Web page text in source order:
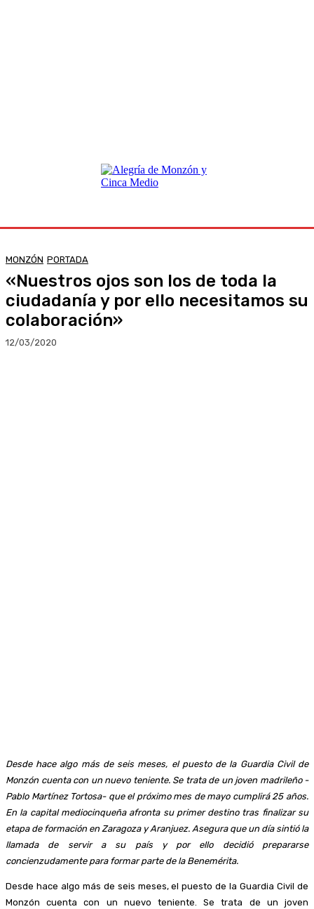
MONZÓN PORTADA
«Nuestros ojos son los de toda la
ciudadanía y por ello necesitamos su
colaboración»
12/03/2020
Desde hace algo más de seis meses, el puesto de la Guardia Civil de
Monzón cuenta con un nuevo teniente. Se trata de un joven madrileño -
Pablo Martínez Tortosa- que el próximo mes de mayo cumplirá 25 años.
En la capital mediocinqueña afronta su primer destino tras finalizar su
etapa de formación en Zaragoza y Aranjuez. Asegura que un día sintió la
llamada de servir a su país y por ello decidió prepararse
concienzudamente para formar parte de la Benemérita.
Desde hace algo más de seis meses, el puesto de la Guardia Civil de
Monzón cuenta con un nuevo teniente. Se trata de un joven